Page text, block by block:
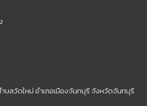
ลวัดใหม่ อำเภอเมืองจันทบุรี จังหวัดจันทบุรี